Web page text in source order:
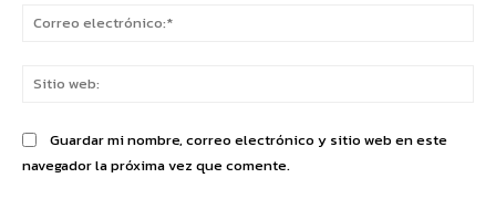
Guardar mi nombre, correo electrónico y sitio web en este
navegador la próxima vez que comente.